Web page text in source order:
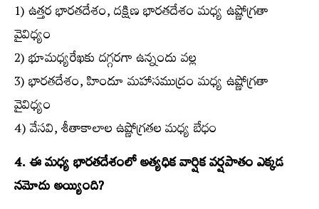
1) ఉత్తర భారతదేశం, దక్షిణ భారతదేశం మధ్య ఉష్ణోగ్రతా
వైవిధ్యం
2) భూమధ్యరేఖకు దగ్గరగా ఉన్నందు వల్ల
3) భారతదేశం, హిందూ మహాసముద్రం మధ్య ఉష్ణోగ్రతా
వైవిధ్యం
4) వేసవి, శీతాకాలాల ఉష్ణోగ్రతల మధ్య బేధం
4. ఈ మధ్య భారతదేశంలో అత్యధిక వార్షిక వర్షపాతం ఎక్కడ
నమోదు అయ్యింది?